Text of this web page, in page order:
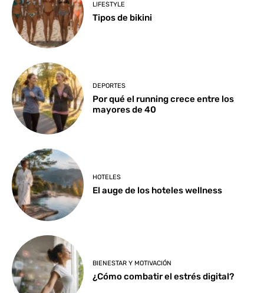
LIFESTYLE
Tipos de bikini
DEPORTES
Por qué el running crece entre los
mayores de 40
HOTELES
El auge de los hoteles wellness
BIENESTAR Y MOTIVACIÓN
¿Cómo combatir el estrés digital?